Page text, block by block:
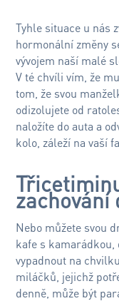
Tyhle situace u nás
hormonální změny
vývojem naší malé
V té chvíli vím, že
tom, že svou
odizolujete od
naložíte do auta a
kolo, záleží na vaší
zachování
Nebo můžete svou
kafe s kamarádkou,
vypadnout na
miláčků, jejichž
denně, může být